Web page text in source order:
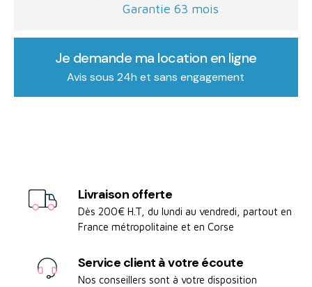
Garantie 63 mois
Je demande ma location en ligne
Avis sous 24h et sans engagement
Livraison offerte
Dès 200€ H.T, du lundi au vendredi, partout en
France métropolitaine et en Corse
Service client à votre écoute
Nos conseillers sont à votre disposition